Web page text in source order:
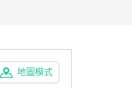
地圖模式